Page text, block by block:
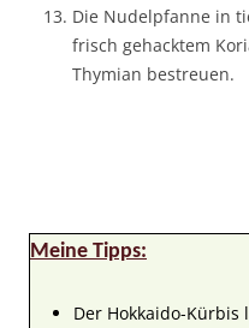
Die Nudelpfanne in
frisch gehacktem
Thymian bestreuen.
Meine Tipps:
Der Hokkaido-